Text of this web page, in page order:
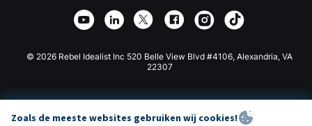
Affiliate Partnerschap
Webflow Donatie App
Joomla Donatie
© 2026 Rebel Idealist Inc 520 Belle View Blvd #4106, Alexandria, VA
22307
Zoals de meeste websites gebruiken wij cookies!